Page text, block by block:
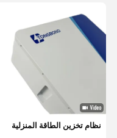
نظام تخزين الطاقة المنزلية